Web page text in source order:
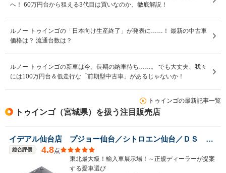
へ！ 60万円台から狙える3代目は買いなのか、徹底解説！
ルノー トゥインゴの「日本向け生産終了」が発表に……！ 最新の中古車
価格は？ 流通台数は？
ルノー トゥインゴの新車は今、長期の納車待ち……。 でも大丈夫、我々
には100万円台＆低走行な「前期型中古車」があるじゃないか！
トゥインゴの最新記事一覧
トゥインゴ（宮城県）を扱う注目販売店
イデアル仙台店 プジョー仙台／シトロエン仙台／ＤＳ ＳＴＯＲＥ仙台 （株）イデアル
総合評価 4.8点
東北最大級！輸入車展示場！～正規ディーラーが提案
する愛車選び